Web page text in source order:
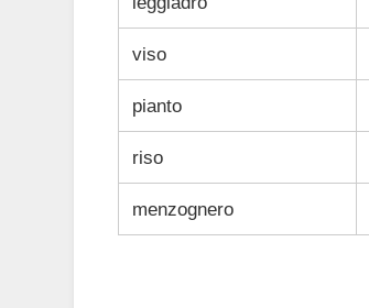
viso
pianto
riso
menzognero